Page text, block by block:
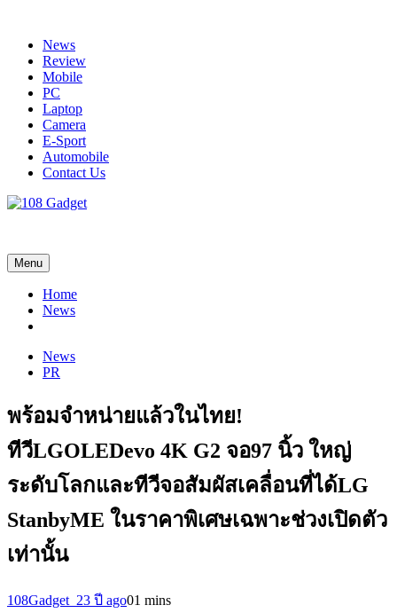
contentNews
Review
Mobile
PC
Laptop
Camera
E-Sport
Automobile
Contact Us
Menu
Home
News
News
PR
พร้อมจำหน่ายแล้วในไทย!
ทีวีLGOLEDevo 4K G2 จอ97 นิ้ว ใหญ่
ระดับโลกและทีวีจอสัมผัสเคลื่อนที่ได้LG
StanbyME ในราคาพิเศษเฉพาะช่วงเปิดตัว
เท่านั้น
108Gadget_23 ปี ago01 mins